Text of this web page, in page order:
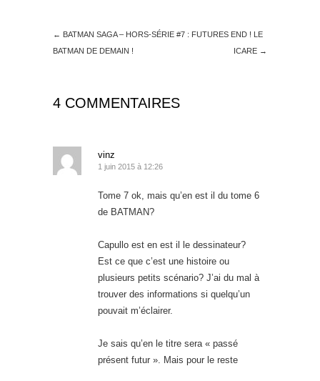
← BATMAN SAGA – HORS-SÉRIE #7 : FUTURES END ! LE
BATMAN DE DEMAIN !
ICARE →
4 COMMENTAIRES
vinz
1 juin 2015 à 12:26
Tome 7 ok, mais qu’en est il du tome 6
de BATMAN?
Capullo est en est il le dessinateur?
Est ce que c’est une histoire ou
plusieurs petits scénario? J’ai du mal à
trouver des informations si quelqu’un
pouvait m’éclairer.
Je sais qu’en le titre sera « passé
présent futur ». Mais pour le reste